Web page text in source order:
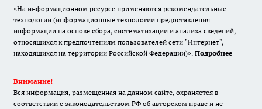
«На информационном ресурсе применяются рекомендательные
технологии (информационные технологии предоставления
информации на основе сбора, систематизации и анализа сведений,
относящихся к предпочтениям пользователей сети "Интернет",
находящихся на территории Российской Федерации)». Подробнее
Внимание!
Вся информация, размещенная на данном сайте, охраняется в
соответствии с законодательством РФ об авторском праве и не